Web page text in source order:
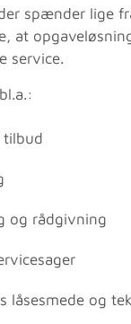
spænder lige
at
service.
tilbud
og rådgivning
låsesmede og